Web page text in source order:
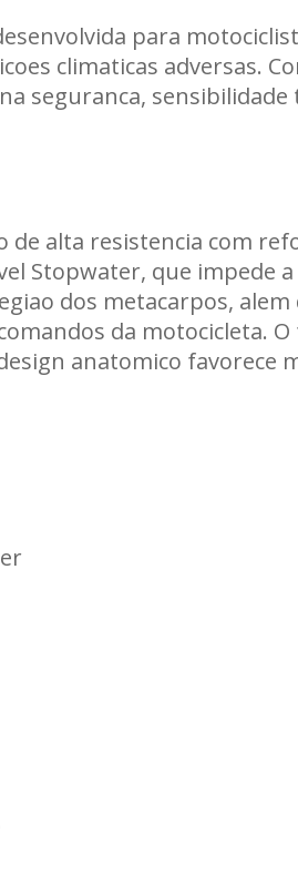
informações de estoque...
para
climaticas adversas.
seguranca,
alta resistencia com
Stopwater, que impede
dos metacarpos,
da motocicleta.
anatomico favorece